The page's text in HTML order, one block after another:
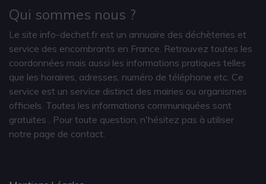
Qui sommes nous ?
Le site info-dechet.fr est un annuaire des déchèteries et
service des encombrants en France. Retrouvez toutes les
coordonnées mais aussi les informations pratiques telles
que les horaires, adresses, numéro de téléphone etc. Ce
service est un service distinct des mairies ou organismes
officiels. Toutes les informations communiquées sont
gratuites
. Pour toute question, n'hésitez pas à utiliser
notre page de contact.